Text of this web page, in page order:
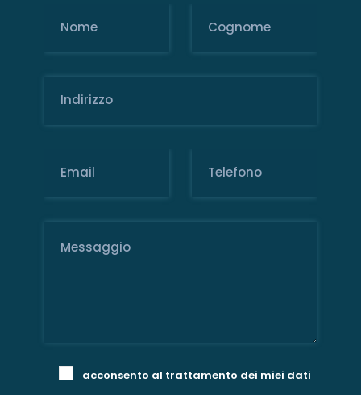
acconsento al trattamento dei miei dati